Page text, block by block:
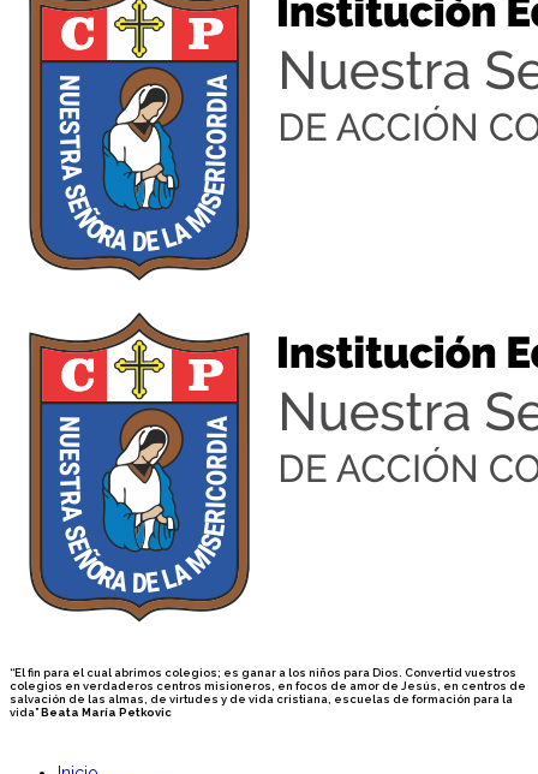
“El fin para el cual abrimos colegios; es ganar a los niños para Dios. Convertid vuestros
colegios en verdaderos centros misioneros, en focos de amor de Jesús, en centros de
salvación de las almas, de virtudes y de vida cristiana, escuelas de formación para la
vida”Beata María Petkovic